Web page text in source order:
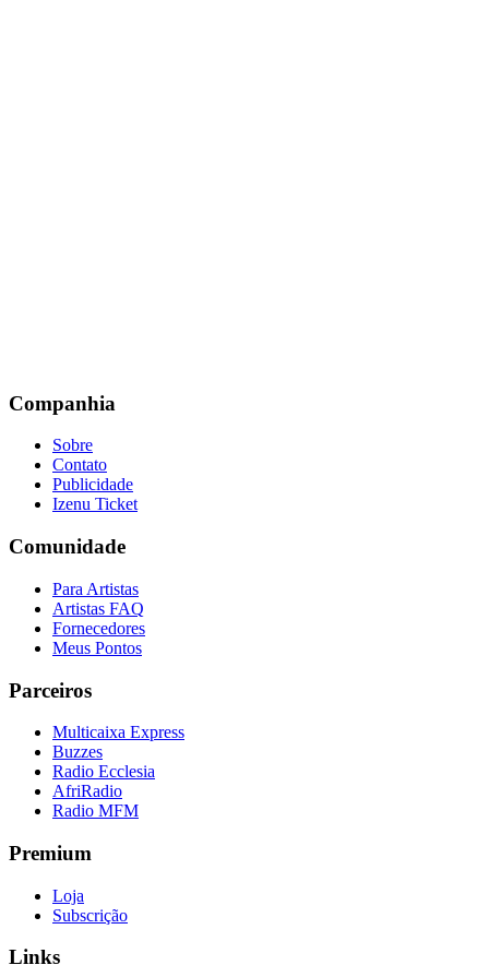
Companhia
Sobre
Contato
Publicidade
Izenu Ticket
Comunidade
Para Artistas
Artistas FAQ
Fornecedores
Meus Pontos
Parceiros
Multicaixa Express
Buzzes
Radio Ecclesia
AfriRadio
Radio MFM
Premium
Loja
Subscrição
Links